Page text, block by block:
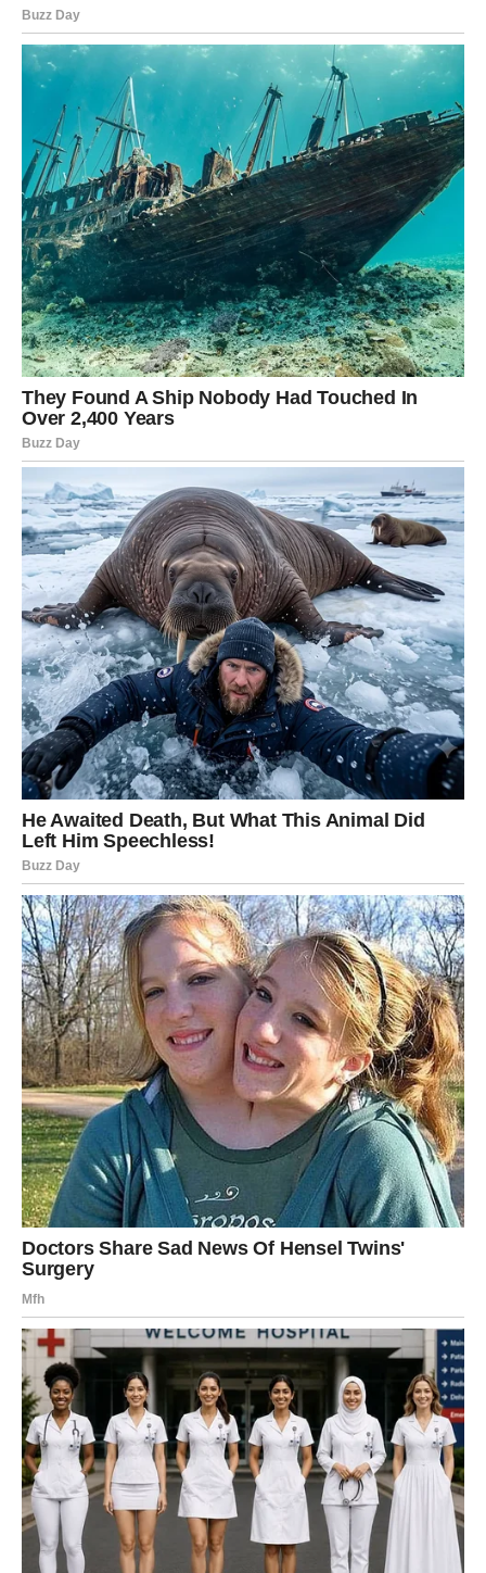
Polovina pripremljenog testa se izliva u kalup obložen
papirom za pečenje. Preporučuje se korišćenje okruglog
kalupa prečnika oko 24 cm. Po površini se ravnomerno
rasporede polovine sečenih jagoda, pa se zatim preliva
ostatkom testa. Na vrh se mogu složiti preostale jagode u
dekorativnom rasporedu, stvarajući privlačan izgled koji
dolazi do izražaja nakon pečenja.
Torta se peče u prethodno zagrejanoj rerni na 175
stepeni Celzijusa, otprilike 35 do 45 minuta, u
zavisnosti od jačine rerne. Spremnost se proverava
klasičnim trikom s čačkalicom – ako izađe suva, torta
je pečena. Nakon vađenja iz rerne, tortu je najbolje
ostaviti nekoliko minuta da se prohladi u kalupu, a
zatim je pažljivo prebaciti na rešetku za hlađenje.
Po želji, torta se može posuti šećerom u prahu
neposredno pre serviranja, što dodatno naglašava njen
domaći i rustični šarm. Torta je najbolja kada se služi
blago topla ili potpuno ohlađena, uz šlag, kuglu sladoleda
od vanile ili jednostavno uz šoljicu kafe ili čaja.
Ovaj recept savršeno balansira jednostavnost i
bogatstvo ukusa. Kiselo vrhnje u testu osigurava
mekoću i vlagu, dok jagode daju voćnu notu i blagu
kiselkastost. Recept je prilagodljiv – umesto jagoda
mogu se koristiti i druge vrste bobičastog voća poput
malina, borovnica ili višanja, u zavisnosti od sezone i
vaših preferencija.Bilo da ste početnik u kuhinji ili
iskusan ljubitelj slatkiša, ova torta je odličan izbor kada
želite nešto brzo, ukusno i lepo za oko.
BONUS TEKST
Proces pripreme domaćeg jabučnog octa počinje sa
samim jabukama. Važno je koristiti neoguljene jabuke jer
se u kori i oko peteljki nalazi najviše prirodnih kvasaca
koji podstiču fermentaciju. Jabuke je potrebno samleti ili
dobro istući kako bi pustile sok. Dobijena masa se zatim
procedi, a sok se sakuplja u odgovarajuću posudu.
Sok od jabuka se zatim ostavlja da provri, čime se
započinje proces vrenja. Ovaj korak je ključan jer
omogućava transformaciju prirodnog šećera iz jabuka
u alkohol, a zatim u sirćetnu kiselinu, što daje octu